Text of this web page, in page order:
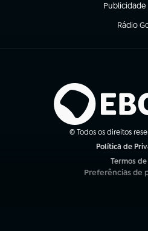
Publicidade
(abre em
Rádio
(abre
© Todos os direitos
Política de
Termos de
(abre em
Preferências de